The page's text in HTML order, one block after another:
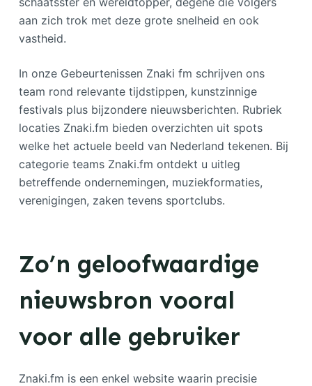
aan zich trok met deze grote snelheid en ook
vastheid.
In onze Gebeurtenissen Znaki fm schrijven ons
team rond relevante tijdstippen, kunstzinnige
festivals plus bijzondere nieuwsberichten. Rubriek
locaties Znaki.fm bieden overzichten uit spots
welke het actuele beeld van Nederland tekenen. Bij
categorie teams Znaki.fm ontdekt u uitleg
betreffende ondernemingen, muziekformaties,
verenigingen, zaken tevens sportclubs.
Zo’n geloofwaardige
nieuwsbron vooral
voor alle gebruiker
Znaki.fm is een enkel website waarin precisie